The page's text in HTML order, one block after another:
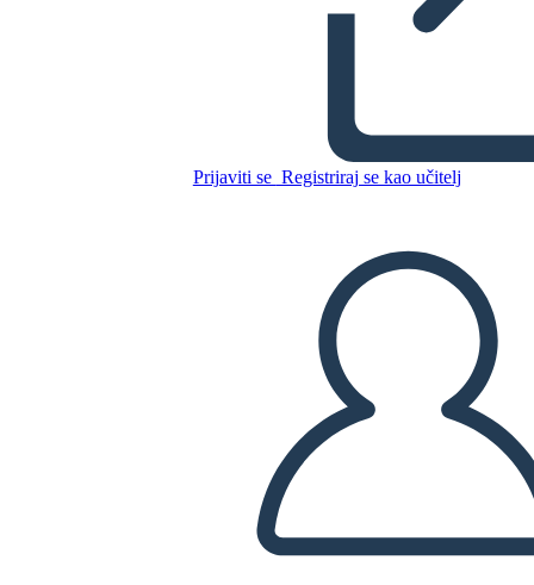
Prijaviti se Registriraj se kao učitelj
REPRODUCIRAJ DIJAPROJEKCIJU
ČITAJ MI